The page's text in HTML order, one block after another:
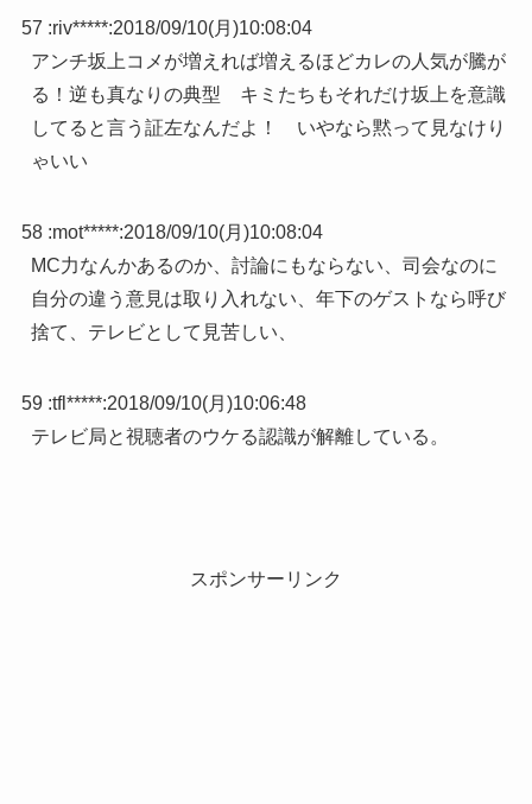
57 :riv*****:2018/09/10(月)10:08:04
アンチ坂上コメが増えれば増えるほどカレの人気が騰が
る！逆も真なりの典型 キミたちもそれだけ坂上を意識
してると言う証左なんだよ！ いやなら黙って見なけり
ゃいい
58 :mot*****:2018/09/10(月)10:08:04
MC力なんかあるのか、討論にもならない、司会なのに
自分の違う意見は取り入れない、年下のゲストなら呼び
捨て、テレビとして見苦しい、
59 :tfl*****:2018/09/10(月)10:06:48
テレビ局と視聴者のウケる認識が解離している。
スポンサーリンク